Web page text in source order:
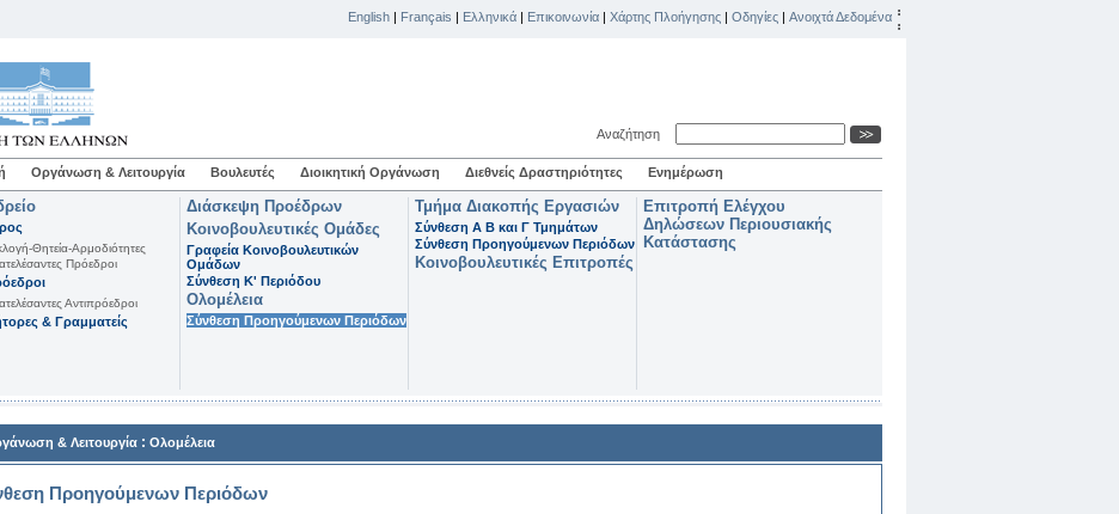
English | Français | Ελληνικά | Επικοινωνία | Χάρτης Πλοήγησης | Οδηγίες | Ανοιχτά Δεδομένα
Αναζήτηση
Οργάνωση & Λειτουργία Βουλευτές Διοικητική Οργάνωση Διεθνείς Δραστηριότητες Ενημέρωση
Θητεία-Αρμοδιότητες
Πρόεδροι
Αντιπρόεδροι
& Γραμματείς
Διάσκεψη Προέδρων
Κοινοβουλευτικές Ομάδες
Γραφεία Κοινοβουλευτικών
Ομάδων
Σύνθεση K' Περιόδου
Ολομέλεια
Σύνθεση Προηγούμενων Περιόδων
Τμήμα Διακοπής Εργασιών
Σύνθεση Α Β και Γ Τμημάτων
Σύνθεση Προηγούμενων Περιόδων
Κοινοβουλευτικές Επιτροπές
Επιτροπή Ελέγχου
Δηλώσεων Περιουσιακής
Κατάστασης
& Λειτουργία : Ολομέλεια
Προηγούμενων Περιόδων